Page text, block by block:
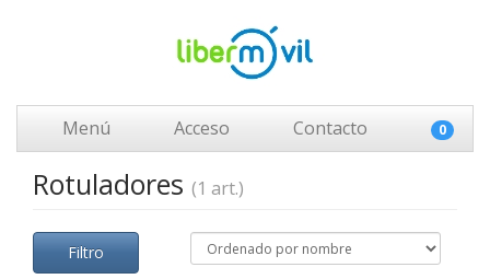
Menú Acceso Contacto 0
Rotuladores (1 art.)
Filtro